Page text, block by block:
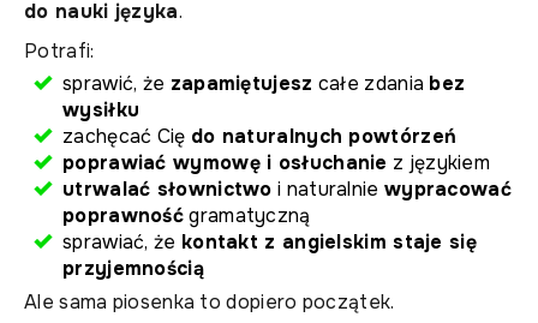
do nauki języka.
Potrafi:
sprawić, że zapamiętujesz całe zdania bez
wysiłku
zachęcać Cię do naturalnych powtórzeń
poprawiać wymowę i osłuchanie z językiem
utrwalać słownictwo i naturalnie wypracować
poprawnośćgramatyczną
sprawiać, że kontakt z angielskim staje się
przyjemnością
Ale sama piosenka to dopiero początek.